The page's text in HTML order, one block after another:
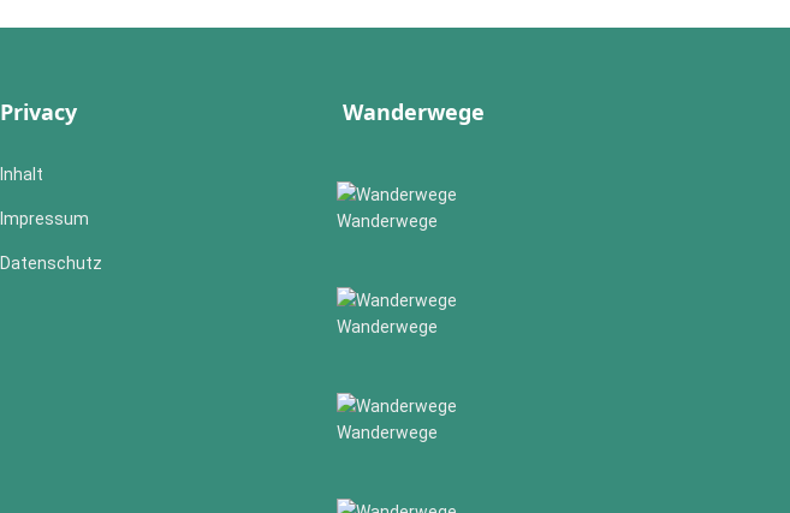
Privacy
Inhalt
Impressum
Datenschutz
Wanderwege
Wanderwege
Wanderwege
Wanderwege